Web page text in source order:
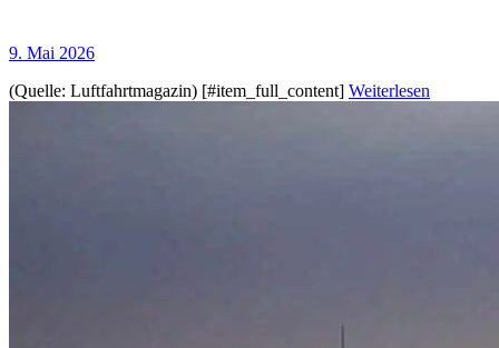
9. Mai 2026
(Quelle: Luftfahrtmagazin) [#item_full_content] Weiterlesen